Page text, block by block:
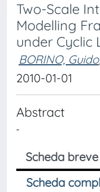
Two-Scale
Modelling
under Cyclic
BORINO, Guido
2010-01-01
Abstract
-
Scheda breve
Scheda